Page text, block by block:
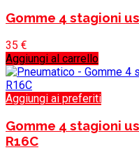
Gomme 4 stagioni
35 €
Aggiungi al carrello
Aggiungi ai preferiti
Gomme 4 stagioni
R16C